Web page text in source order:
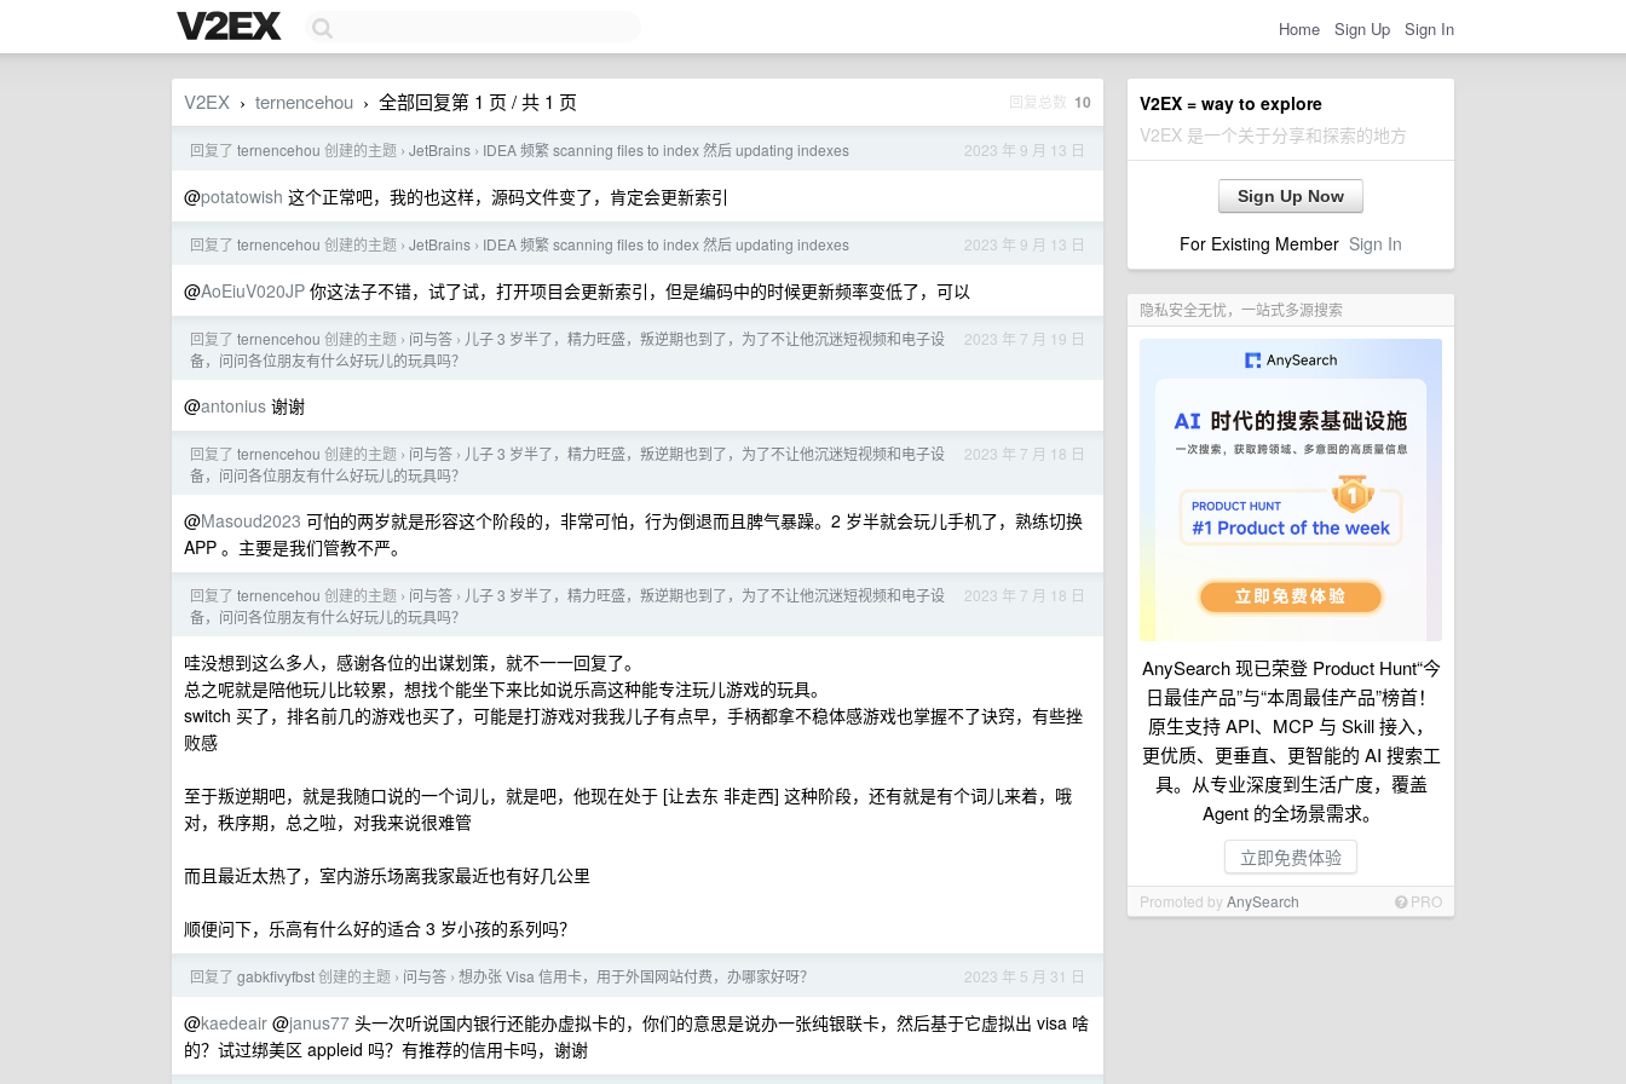
Home Sign Up Sign In
V2EX = way to explore
V2EX 是一个关于分享和探索的地方
Sign Up Now
For Existing Member Sign In
隐私安全无忧，一站式多源搜索
AnySearch 现已荣登 Product Hunt“今
日最佳产品”与“本周最佳产品”榜首！
原生支持 API、MCP 与 Skill 接入，
更优质、更垂直、更智能的 AI 搜索工
具。从专业深度到生活广度，覆盖
Agent 的全场景需求。
立即免费体验
Promoted byAnySearch PRO
V2EX › ternencehou › 全部回复第 1 页 / 共 1 页 回复总数 10
2023 年 9 月 13 日
回复了 ternencehou 创建的主题 › JetBrains › IDEA 频繁 scanning files to index 然后 updating indexes
@potatowish 这个正常吧，我的也这样，源码文件变了，肯定会更新索引
2023 年 9 月 13 日
回复了 ternencehou 创建的主题 › JetBrains › IDEA 频繁 scanning files to index 然后 updating indexes
@AoEiuV020JP 你这法子不错，试了试，打开项目会更新索引，但是编码中的时候更新频率变低了，可以
2023 年 7 月 19 日
回复了 ternencehou 创建的主题 › 问与答 › 儿子 3 岁半了，精力旺盛，叛逆期也到了，为了不让他沉迷短视频和电子设
备，问问各位朋友有什么好玩儿的玩具吗？
@antonius 谢谢
2023 年 7 月 18 日
回复了 ternencehou 创建的主题 › 问与答 › 儿子 3 岁半了，精力旺盛，叛逆期也到了，为了不让他沉迷短视频和电子设
备，问问各位朋友有什么好玩儿的玩具吗？
@Masoud2023 可怕的两岁就是形容这个阶段的，非常可怕，行为倒退而且脾气暴躁。2 岁半就会玩儿手机了，熟练切换
APP 。主要是我们管教不严。
2023 年 7 月 18 日
回复了 ternencehou 创建的主题 › 问与答 › 儿子 3 岁半了，精力旺盛，叛逆期也到了，为了不让他沉迷短视频和电子设
备，问问各位朋友有什么好玩儿的玩具吗？
哇没想到这么多人，感谢各位的出谋划策，就不一一回复了。
总之呢就是陪他玩儿比较累，想找个能坐下来比如说乐高这种能专注玩儿游戏的玩具。
switch 买了，排名前几的游戏也买了，可能是打游戏对我我儿子有点早，手柄都拿不稳体感游戏也掌握不了诀窍，有些挫
败感
至于叛逆期吧，就是我随口说的一个词儿，就是吧，他现在处于 [让去东 非走西] 这种阶段，还有就是有个词儿来着，哦
对，秩序期，总之啦，对我来说很难管
而且最近太热了，室内游乐场离我家最近也有好几公里
顺便问下，乐高有什么好的适合 3 岁小孩的系列吗？
2023 年 5 月 31 日
回复了 gabkfivyfbst创建的主题 › 问与答 › 想办张 Visa 信用卡，用于外国网站付费，办哪家好呀？
@kaedeair @janus77 头一次听说国内银行还能办虚拟卡的，你们的意思是说办一张纯银联卡，然后基于它虚拟出 visa 啥
的？试过绑美区 appleid 吗？有推荐的信用卡吗，谢谢